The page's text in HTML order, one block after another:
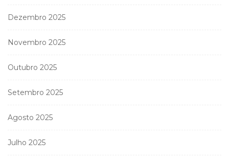
Dezembro 2025
Novembro 2025
Outubro 2025
Setembro 2025
Agosto 2025
Julho 2025